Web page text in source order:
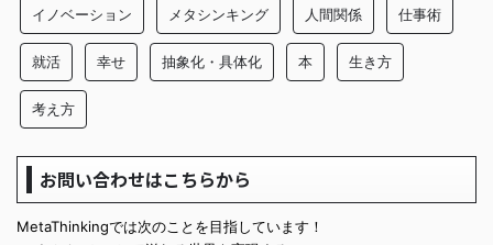
イノベーション メタシンキング 人間関係 仕事術
就活 幸せ 抽象化・具体化 本 生き方
考え方
お問い合わせはこちらから
MetaThinkingでは次のことを目指しています！